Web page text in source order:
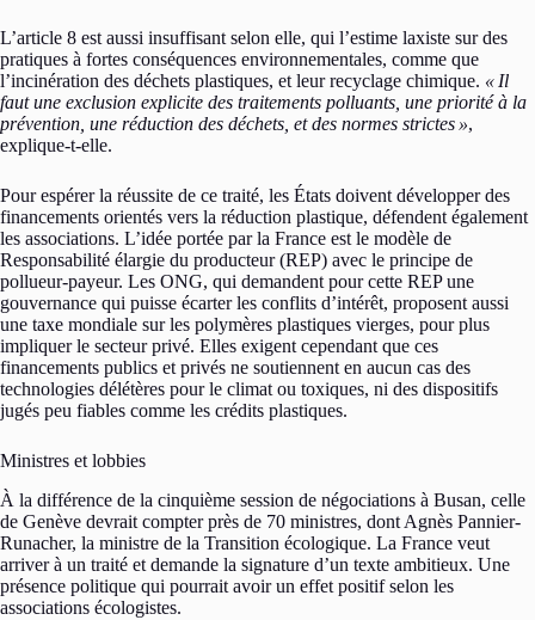
L’article 8 est aussi insuffisant selon elle, qui l’estime laxiste sur des
pratiques à fortes conséquences environnementales, comme que
l’incinération des déchets plastiques, et leur recyclage chimique. « Il
faut une exclusion explicite des traitements polluants, une priorité à la
prévention, une réduction des déchets, et des normes strictes »,
explique-t-elle.
Pour espérer la réussite de ce traité, les États doivent développer des
financements orientés vers la réduction plastique, défendent également
les associations. L’idée portée par la France est le modèle de
Responsabilité élargie du producteur (REP) avec le principe de
pollueur-payeur. Les ONG, qui demandent pour cette REP une
gouvernance qui puisse écarter les conflits d’intérêt, proposent aussi
une taxe mondiale sur les polymères plastiques vierges, pour plus
impliquer le secteur privé. Elles exigent cependant que ces
financements publics et privés ne soutiennent en aucun cas des
technologies délétères pour le climat ou toxiques, ni des dispositifs
jugés peu fiables comme les crédits plastiques.
Ministres et lobbies
À la différence de la cinquième session de négociations à Busan, celle
de Genève devrait compter près de 70 ministres, dont Agnès Pannier-
Runacher, la ministre de la Transition écologique. La France veut
arriver à un traité et demande la signature d’un texte ambitieux. Une
présence politique qui pourrait avoir un effet positif selon les
associations écologistes.